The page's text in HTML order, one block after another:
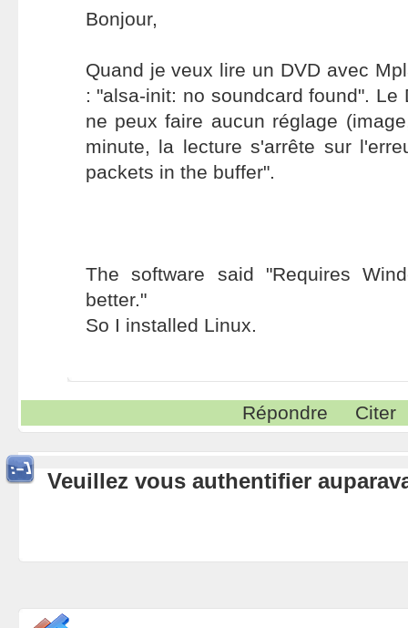
Bonjour,
Quand je veux lire un DVD avec
: "alsa-init: no soundcard found". Le
ne peux faire aucun réglage
minute, la lecture s'arrête sur
packets in the buffer".
The software said "Requires
better."
So I installed Linux.
Répondre Citer
Veuillez vous authentifier